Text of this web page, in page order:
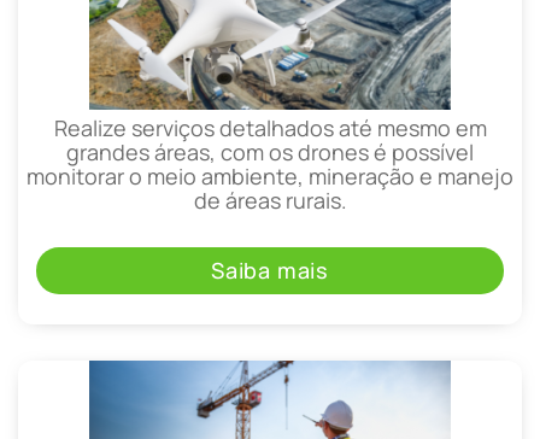
Realize serviços detalhados até mesmo em
grandes áreas, com os drones é possível
monitorar o meio ambiente, mineração e manejo
de áreas rurais.
Saiba mais